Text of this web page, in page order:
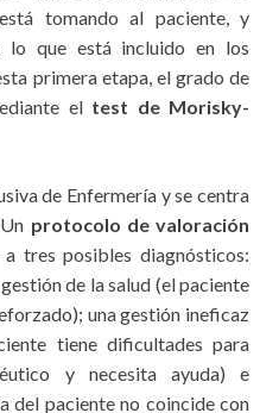
tomando al paciente, y
que está incluido en los
primera etapa, el grado de
el test de Morisky-
de Enfermería y se centra
protocolo de valoración
tres posibles diagnósticos:
de la salud (el paciente
una gestión ineficaz
tiene dificultades para
y necesita ayuda) e
del paciente no coincide con